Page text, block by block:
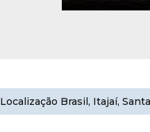
Localização Brasil, Itajaí,